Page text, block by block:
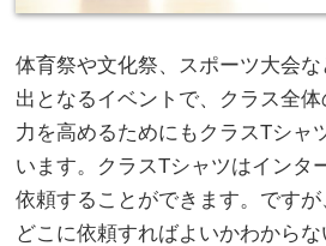
体育祭や文化祭、スポーツ大会
出となるイベントで、クラス全
力を高めるためにもクラスTシャ
います。 クラスTシャツはインタ
依頼することができます。です
どこに依頼すればよいかわから